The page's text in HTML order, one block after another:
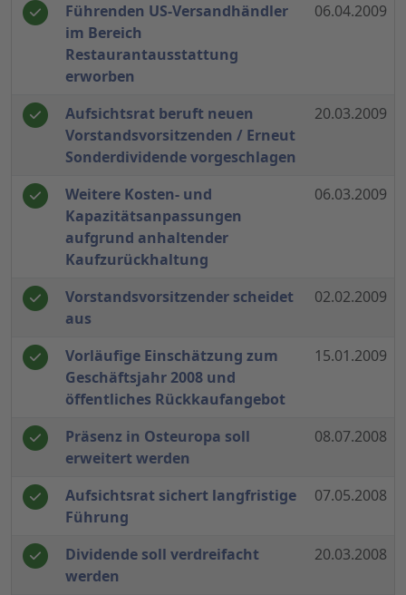
Führenden US-Versandhändler
im Bereich
Restaurantausstattung
erworben
06.04.2009
Aufsichtsrat beruft neuen
Vorstandsvorsitzenden / Erneut
Sonderdividende vorgeschlagen
20.03.2009
Weitere Kosten- und
Kapazitätsanpassungen
aufgrund anhaltender
Kaufzurückhaltung
06.03.2009
Vorstandsvorsitzender scheidet
aus
02.02.2009
Vorläufige Einschätzung zum
Geschäftsjahr 2008 und
öffentliches Rückkaufangebot
15.01.2009
Präsenz in Osteuropa soll
erweitert werden
08.07.2008
Aufsichtsrat sichert langfristige
Führung
07.05.2008
Dividende soll verdreifacht
werden
20.03.2008